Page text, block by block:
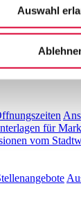
Auswahl
für
vom